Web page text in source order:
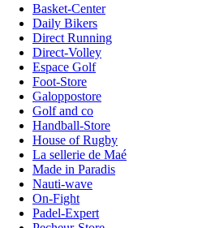
Basket-Center
Daily Bikers
Direct Running
Direct-Volley
Espace Golf
Foot-Store
Galoppostore
Golf and co
Handball-Store
House of Rugby
La sellerie de Maé
Made in Paradis
Nauti-wave
On-Fight
Padel-Expert